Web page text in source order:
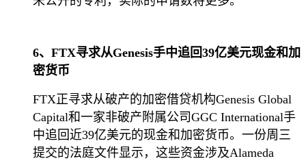
6、FTX寻求从Genesis手中追回39亿美元现金和加
密货币
FTX正寻求从破产的加密借贷机构Genesis Global
Capital和一家非破产附属公司GGC International手
中追回近39亿美元的现金和加密货币。一份周三
提交的法庭文件显示，这些资金涉及Alameda